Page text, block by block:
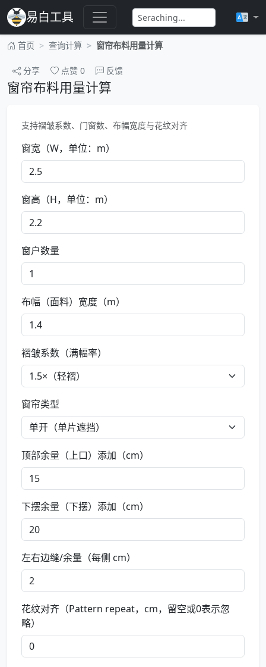
易白工具
首页 查询计算 窗帘布料用量计算
分享 点赞 0 反馈
窗帘布料用量计算
支持褶皱系数、门窗数、布幅宽度与花纹对齐
窗宽（W，单位：m）
窗高（H，单位：m）
窗户数量
布幅（面料）宽度（m）
褶皱系数（满幅率）
窗帘类型
顶部余量（上口）添加（cm）
下摆余量（下摆）添加（cm）
左右边缝/余量（每侧 cm）
花纹对齐（Pattern repeat，cm，留空或0表示忽
略）